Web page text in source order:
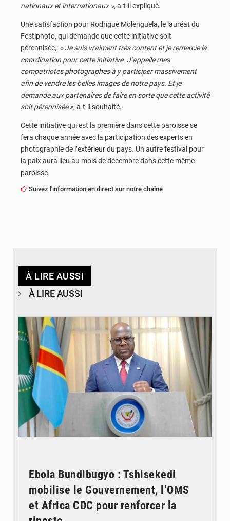
nationaux et internationaux », a-t-il expliqué.
Une satisfaction pour Rodrigue Molenguela, le lauréat du
Festiphoto, qui demande que cette initiative soit
pérennisée,: « Je suis vraiment très content et je remercie la
coordination pour cette initiative. J’appelle mes
compatriotes photographes à y participer massivement
afin de vendre les belles images de notre pays. Et je
demande aux partenaires de faire en sorte que cette activité
soit pérennisée », a-t-il souhaité.
Cette initiative qui est la première dans cette paroisse se
fera chaque année avec la participation des experts en
photographie de l’extérieur du pays. Un autre festival pour
la paix aura lieu au mois de décembre dans cette même
paroisse.
Suivez l'information en direct sur notre chaîne
À LIRE AUSSI
À LIRE AUSSI
Ebola Bundibugyo : Tshisekedi
mobilise le Gouvernement, l’OMS
et Africa CDC pour renforcer la